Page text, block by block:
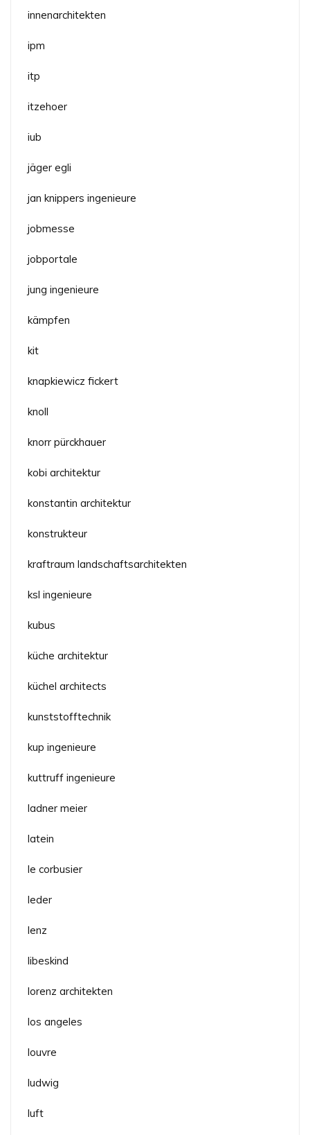
innenarchitekten
ipm
itp
itzehoer
iub
jäger egli
jan knippers ingenieure
jobmesse
jobportale
jung ingenieure
kämpfen
kit
knapkiewicz fickert
knoll
knorr pürckhauer
kobi architektur
konstantin architektur
konstrukteur
kraftraum landschaftsarchitekten
ksl ingenieure
kubus
küche architektur
küchel architects
kunststofftechnik
kup ingenieure
kuttruff ingenieure
ladner meier
latein
le corbusier
leder
lenz
libeskind
lorenz architekten
los angeles
louvre
ludwig
luft